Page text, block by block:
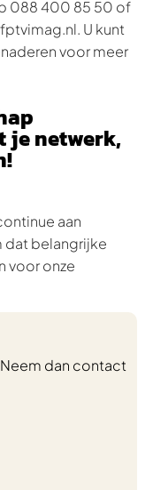
088 400 85 50 of
U kunt
voor meer
je netwerk,
aan
dat belangrijke
voor onze
dan contact